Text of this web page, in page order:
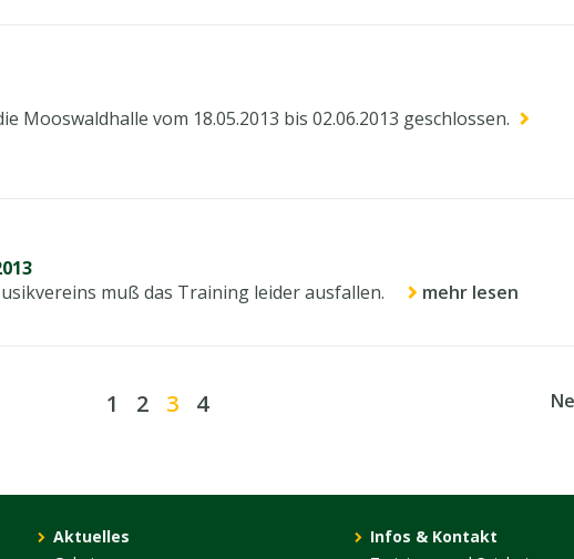
Mooswaldhalle vom 18.05.2013 bis 02.06.2013 geschlossen.
muß das Training leider ausfallen.
mehr lesen
1 2 3 4
Aktuelles
Infos & Kontakt